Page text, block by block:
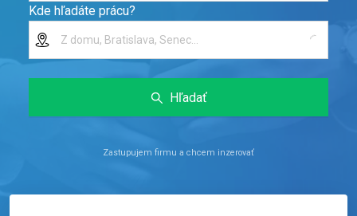
Kde hľadáte prácu?
Z domu, Bratislava, Senec...
Hľadať
Zastupujem firmu a chcem inzerovať